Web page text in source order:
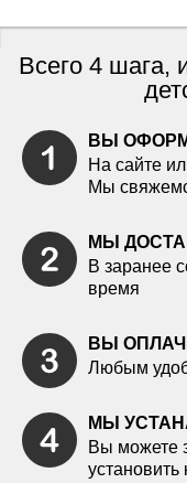
Всего 4 шага,
ВЫ
На сайте
Мы
МЫ
В заранее
время
ВЫ
Любым
МЫ
Вы можете
установить